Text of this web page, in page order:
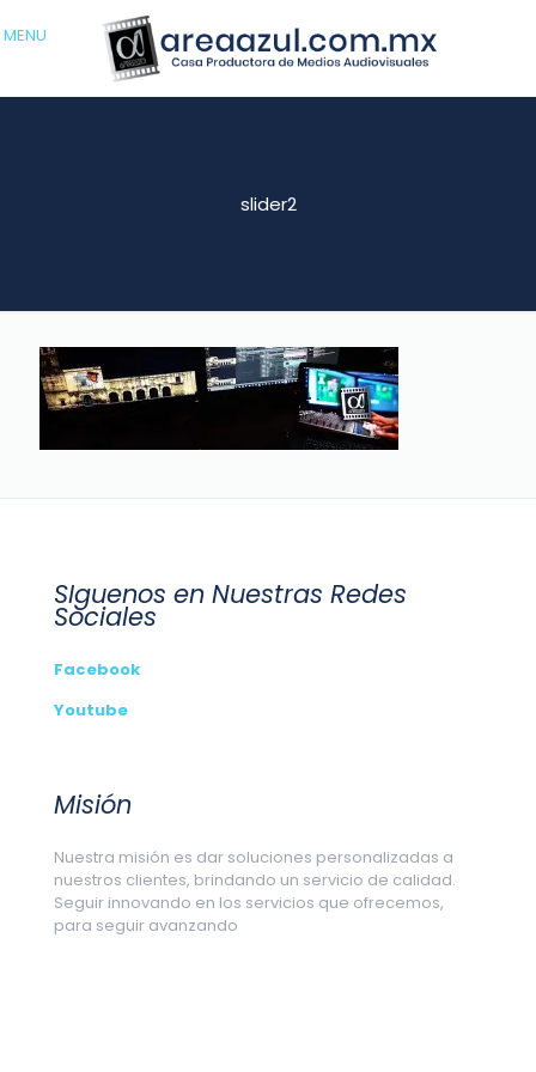
MENU
slider2
SIguenos en Nuestras Redes
Sociales
Facebook
Youtube
Misión
Nuestra misión es dar soluciones personalizadas a
nuestros clientes, brindando un servicio de calidad.
Seguir innovando en los servicios que ofrecemos,
para seguir avanzando